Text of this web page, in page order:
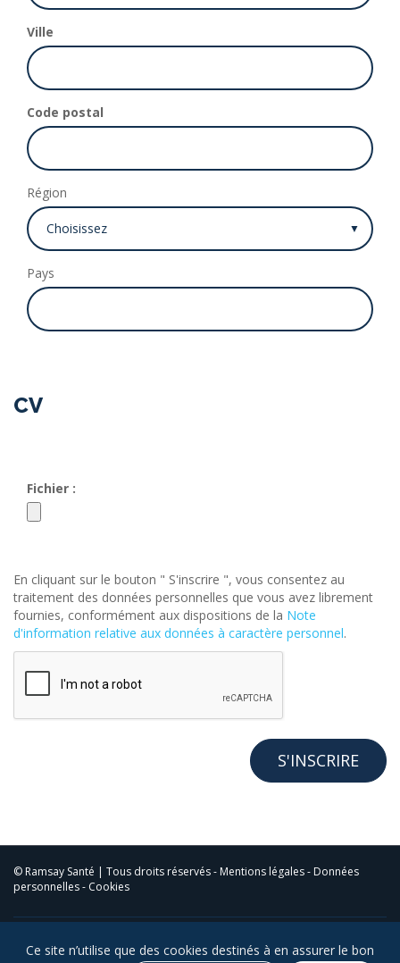
Ce site n’utilise que des cookies destinés à en assurer le bon
Ville
Code postal
Région
Pays
CV
Fichier :
En cliquant sur le bouton " S'inscrire ", vous consentez au
traitement des données personnelles que vous avez librement
fournies, conformément aux dispositions de la Note
d'information relative aux données à caractère personnel.
© Ramsay Santé | Tous droits réservés - Mentions légales- Données
personnelles- Cookies
RETROUVEZ-NOUS SUR LES RÉSEAUX SOCIAUX